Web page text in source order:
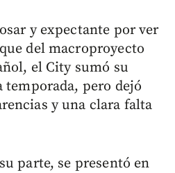
y expectante por ver
del macroproyecto
el City sumó su
pero dejó
y una clara falta
parte, se presentó en